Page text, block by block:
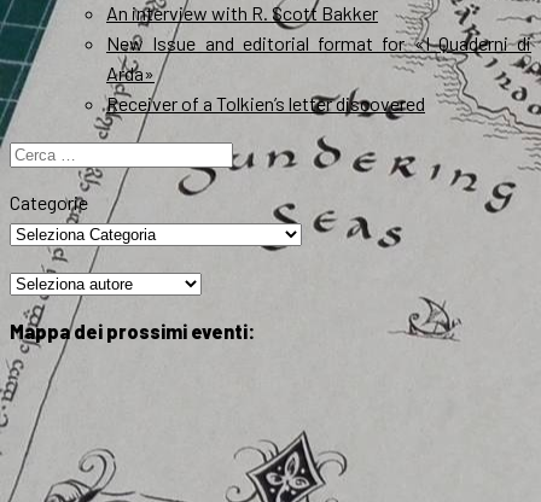
An interview with R. Scott Bakker
New Issue and editorial format for «I Quaderni di
Arda»
Receiver of a Tolkien’s letter discovered
Ricerca
Categorie
Mappa dei prossimi eventi: